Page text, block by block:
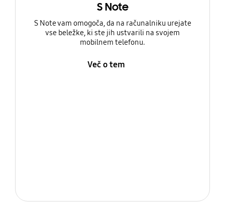
S Note
S Note vam omogoča, da na računalniku urejate
vse beležke, ki ste jih ustvarili na svojem
mobilnem telefonu.
Več o tem